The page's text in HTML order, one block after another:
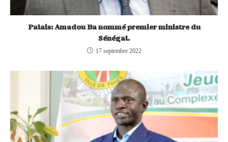
Palais: Amadou Ba nommé premier ministre du
Sénégal.
17 septembre 2022